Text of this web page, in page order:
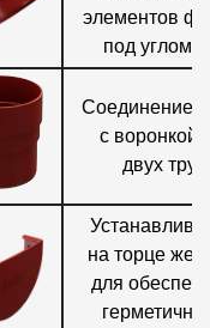
элементов
под углом
Соединение
с воронкой
двух
на торце
для